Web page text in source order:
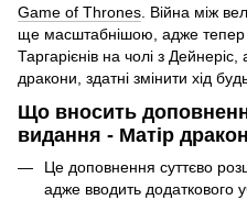
Game of Thrones . Війна між
ще масштабнішою, адже тепер
Таргарієнів на чолі з
дракони, здатні змінити хід
Що вносить
видання - Матір
Це доповнення суттєво
адже вводить додаткового